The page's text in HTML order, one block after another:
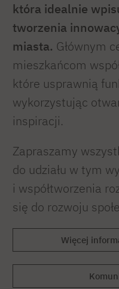
która idealnie
tworzenia
miasta. Głównym
mieszkańcom
które usprawnią
wykorzystując
inspiracji.
Zapraszamy
do udziału w tym
i współtworzenia
się do rozwoju
Więcej